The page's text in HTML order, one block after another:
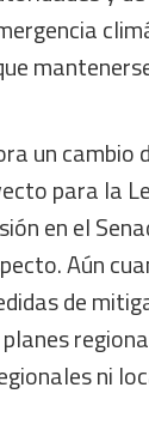
un cambio
para la
en el
Aún
de
ni